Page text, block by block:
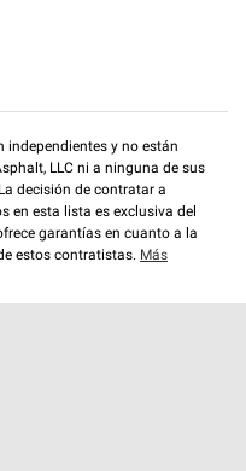
independientes y no están
LLC ni a ninguna de sus
decisión de contratar a
en esta lista es exclusiva del
garantías en cuanto a la
estos contratistas. Más